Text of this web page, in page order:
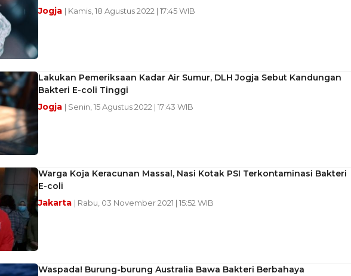
Jogja | Kamis, 18 Agustus 2022 | 17:45 WIB
Lakukan Pemeriksaan Kadar Air Sumur, DLH Jogja Sebut Kandungan
Bakteri E-coli Tinggi
Jogja | Senin, 15 Agustus 2022 | 17:43 WIB
Warga Koja Keracunan Massal, Nasi Kotak PSI Terkontaminasi Bakteri
E-coli
Jakarta | Rabu, 03 November 2021 | 15:52 WIB
Waspada! Burung-burung Australia Bawa Bakteri Berbahaya